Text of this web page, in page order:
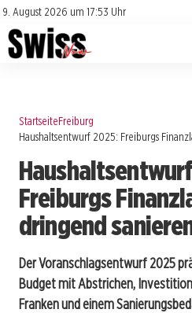
9. August 2026 um 17:53 Uhr
Impressum
Datenschutz
Jobs
Events
StartseiteFreiburg
Haushaltsentwurf 2025: Freiburgs
Freiburgs
dringend
Der Voranschlagsentwurf 2025
Budget mit Abstrichen,
Franken und einem